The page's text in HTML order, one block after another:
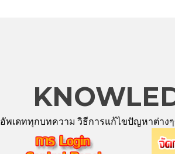
อัพเดททุกบทความ วิธีการแก้ไขปัญหาต่าง